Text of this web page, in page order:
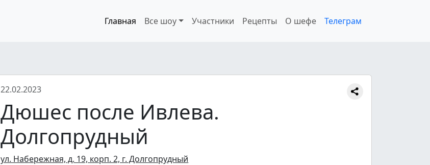
Главная Все шоу Участники Рецепты О шефе Телеграм
22.02.2023
Дюшес после Ивлева.
Долгопрудный
ул. Набережная, д. 19, корп. 2, г. Долгопрудный